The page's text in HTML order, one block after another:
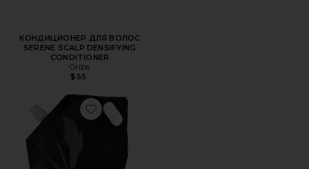
КОНДИЦИОНЕР ДЛЯ ВОЛОС
SERENE SCALP DENSIFYING
CONDITIONER
Oribe
$55
Favorite СМЕННАЯ УПАКОВКА КОНДИЦИОНЕРА GOLD